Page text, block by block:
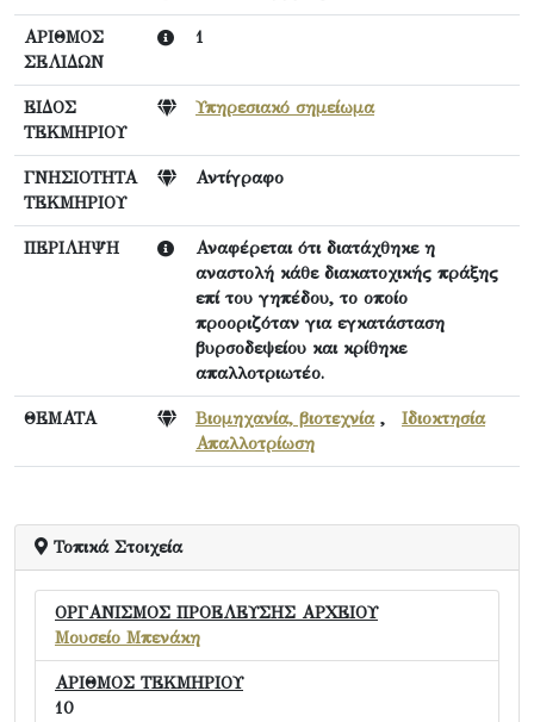
ΑΡΙΘΜΟΣ
ΣΕΛΙΔΩΝ
1
ΕΙΔΟΣ
ΤΕΚΜΗΡΙΟΥ
Υπηρεσιακό σημείωμα
ΓΝΗΣΙΟΤΗΤΑ
ΤΕΚΜΗΡΙΟΥ
Αντίγραφο
ΠΕΡΙΛΗΨΗ
Αναφέρεται ότι διατάχθηκε η
αναστολή κάθε διακατοχικής πράξης
επί του γηπέδου, το οποίο
προοριζόταν για εγκατάσταση
βυρσοδεψείου και κρίθηκε
απαλλοτριωτέο.
ΘΕΜΑΤΑ Βιομηχανία, βιοτεχνία, Ιδιοκτησία
Απαλλοτρίωση
Τοπικά Στοιχεία
ΟΡΓΑΝΙΣΜΟΣ ΠΡΟΕΛΕΥΣΗΣ ΑΡΧΕΙΟΥ
Μουσείο Μπενάκη
ΑΡΙΘΜΟΣ ΤΕΚΜΗΡΙΟΥ
10